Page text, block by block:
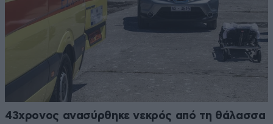
43χρονος ανασύρθηκε νεκρός από τη θάλασσα